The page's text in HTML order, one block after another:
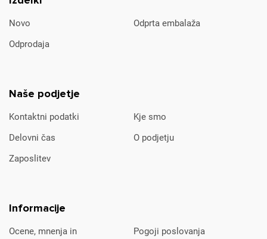
Novo
Odprta embalaža
Odprodaja
Naše podjetje
Kontaktni podatki
Kje smo
Delovni čas
O podjetju
Zaposlitev
Informacije
Ocene, mnenja in
Pogoji poslovanja